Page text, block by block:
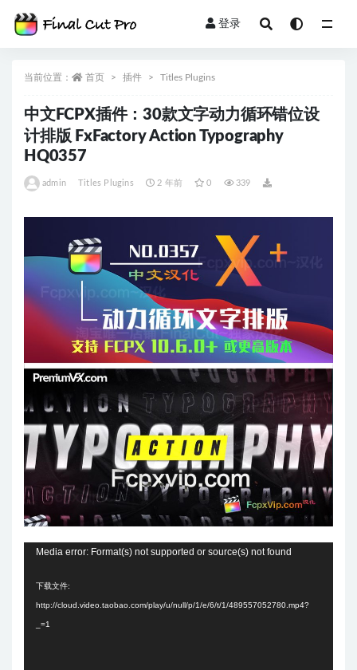
登录
当前位置： 首页 插件 Titles Plugins
中文FCPX插件：30款文字动力循环错位设
计排版 FxFactory Action Typography
HQ0357
admin Titles Plugins 2 年前 0 339
Media error: Format(s) not supported or source(s) not found
下载文件:
http://cloud.video.taobao.com/play/u/null/p/1/e/6/t/1/489557052780.mp4?
_=1